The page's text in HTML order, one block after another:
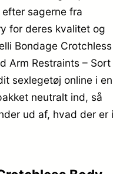
sagerne fra
for deres kvalitet og
Bondage Crotchless
Arm Restraints – Sort
sexlegetøj online i en
neutralt ind, så
ud af, hvad der er i